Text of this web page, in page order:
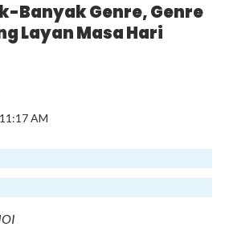
Banyak Genre, Genre
Layan Masa Hari
AM